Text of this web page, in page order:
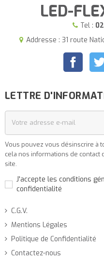
LED-
Tel :
Addresse : 31 route
LETTRE
Vous pouvez vous désinscrire à
cela nos informations de
site.
J'accepte les conditions
confidentialité
C.G.V.
Mentions Légales
Politique de Confidentialité
Contactez-nous